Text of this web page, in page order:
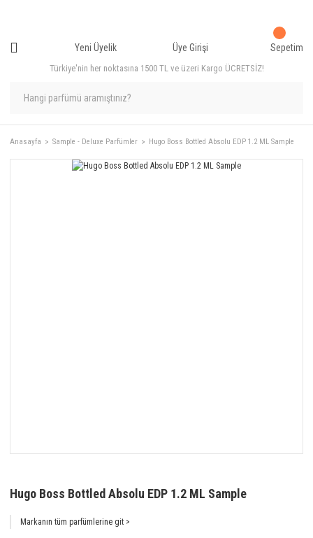
Türkiye'nin her noktasına 1500 TL ve üzeri Kargo ÜCRETSİZ!
Yeni Üyelik Üye Girişi Sepetim
Anasayfa Sample - Deluxe Parfümler Hugo Boss Bottled Absolu EDP 1.2 ML Sample
Hugo Boss Bottled Absolu EDP 1.2 ML Sample
Markanın tüm parfümlerine git >